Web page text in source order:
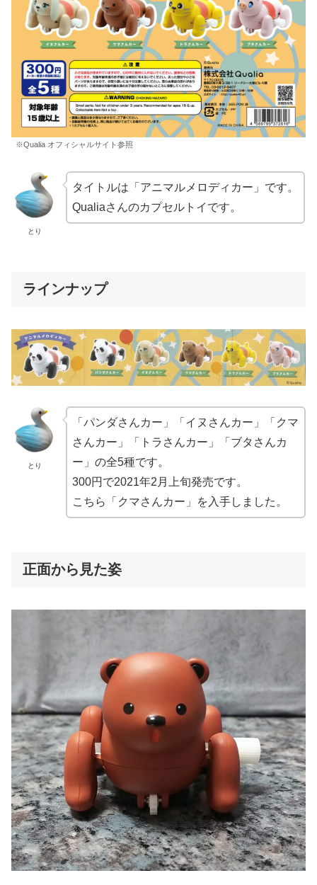
※Qualia オフィシャルサイト参照
とり
タイトルは「アニマルメロディカー」です。
Qualiaさんのカプセルトイです。
ラインナップ
とり
「パンダさんカー」「イヌさんカー」「クマ
さんカー」「トラさんカー」「ブタさんカ
ー」の全5種です。
300円で2021年2月上旬発売です。
こちら「クマさんカー」を入手しました。
正面から見た姿